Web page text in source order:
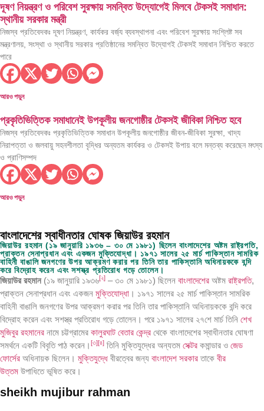
দূষণ নিয়ন্ত্রণ ও পরিবেশ সুরক্ষায় সমন্বিত উদ্যোগেই মিলবে টেকসই সমাধান:
স্থানীয় সরকার মন্ত্রী
নিজস্ব প্রতিবেদকঃ দূষণ নিয়ন্ত্রণ, কার্যকর বর্জ্য ব্যবস্থাপনা এবং পরিবেশ সুরক্ষায় সংশ্লিষ্ট সব
মন্ত্রণালয়, সংস্থা ও স্থানীয় সরকার প্রতিষ্ঠানের সমন্বিত উদ্যোগই টেকসই সমাধান নিশ্চিত করতে
পারে
আরও পড়ুন
প্রকৃতিভিত্তিক সমাধানেই উপকূলীয় জনগোষ্ঠীর টেকসই জীবিকা নিশ্চিত হবে
নিজস্ব প্রতিবেদকঃ প্রকৃতিভিত্তিক সমাধান উপকূলীয় জনগোষ্ঠীর জীবন-জীবিকা সুরক্ষা, খাদ্য
নিরাপত্তা ও জলবায়ু সহনশীলতা বৃদ্ধির অন্যতম কার্যকর ও টেকসই উপায় বলে মন্তব্য করেছেন মৎস্য
ও প্রাণিসম্পদ
আরও পড়ুন
বাংলাদেশের স্বাধীনতার ঘোষক জিয়াউর রহমান
জিয়াউর রহমান (১৯ জানুয়ারি ১৯৩৬ – ৩০ মে ১৯৮১) ছিলেন বাংলাদেশের অষ্টম রাষ্ট্রপতি,
প্রাক্তন সেনাপ্রধান এবং একজন মুক্তিযোদ্ধা। ১৯৭১ সালের ২৫ মার্চ পাকিস্তান সামরিক
বাহিনী বাঙালি জনগণের উপর আক্রমণ করার পর তিনি তার পাকিস্তানি অধিনায়ককে বন্দি
করে বিদ্রোহ করেন এবং সশস্ত্র প্রতিরোধ গড়ে তোলেন।
জিয়াউর রহমান(১৯ জানুয়ারি ১৯৩৬[২] – ৩০ মে ১৯৮১) ছিলেন বাংলাদেশের অষ্টম রাষ্ট্রপতি,
প্রাক্তন সেনাপ্রধান এবং একজন মুক্তিযোদ্ধা । ১৯৭১ সালের ২৫ মার্চ পাকিস্তান সামরিক
বাহিনী বাঙালি জনগণের উপর আক্রমণ করার পর তিনি তার পাকিস্তানি অধিনায়ককে বন্দি করে
বিদ্রোহ করেন এবং সশস্ত্র প্রতিরোধ গড়ে তোলেন। পরে ১৯৭১ সালের ২৭শে মার্চ তিনি শেখ
মুজিবুর রহমানের নামে চট্টগ্রামের কালুরঘাট বেতার কেন্দ্র থেকে বাংলাদেশের স্বাধীনতার ঘোষণা
সমর্থনে একটি বিবৃতি পাঠ করেন। [৩][৪] তিনি মুক্তিযুদ্ধের অন্যতম সেক্টর কমান্ডার ও জেড
ফোর্সের অধিনায়ক ছিলেন। মুক্তিযুদ্ধে বীরত্বের জন্য বাংলাদেশ সরকারতাকে বীর
উত্তম উপাধিতে ভূষিত করে।
sheikh mujibur rahman